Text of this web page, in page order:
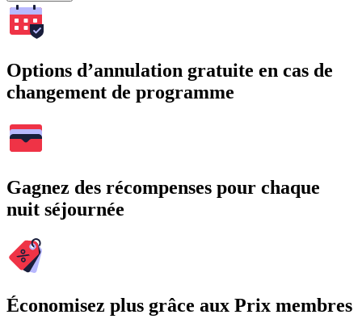
Options d’annulation gratuite en cas de
changement de programme
Gagnez des récompenses pour chaque
nuit séjournée
Économisez plus grâce aux Prix membres